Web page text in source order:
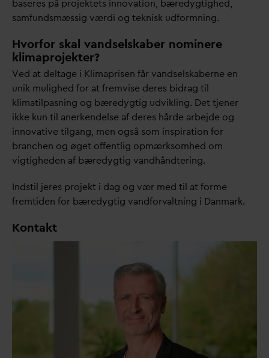
baseres på projektets innovation, bæredygtighed,
samfundsmæssig værdi og teknisk udformning.
Hvorfor skal vandselskaber nominere
klimaprojekter?
Ved at deltage i Klimaprisen får vandselskaberne en
unik mulighed for at fremvise deres bidrag til
klimatilpasning og bæredygtig udvikling. Det tjener
ikke kun til anerkendelse af deres hårde arbejde og
innovative tilgang, men også som inspiration for
branchen og øget offentlig opmærksomhed om
vigtigheden af bæredygtig vandhåndtering.
Indstil jeres projekt i dag og vær med til at forme
fremtiden for bæredygtig vandforvaltning i Danmark.
Kontakt